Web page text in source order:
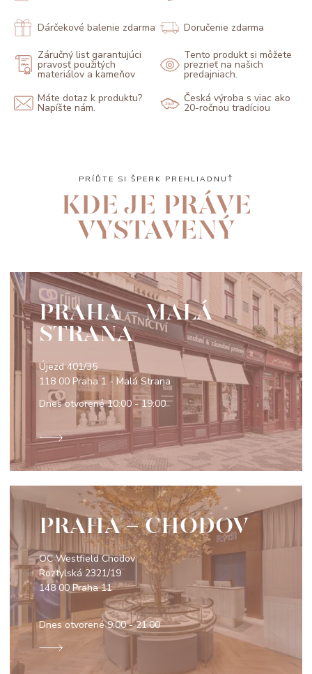
Dárčekové balenie zdarma Doručenie zdarma
Záručný list garantujúci
pravosť použitých
materiálov a kameňov
Tento produkt si môžete
prezrieť na našich
predajniach.
Máte dotaz k produktu?
Napíšte nám.
Česká výroba s viac ako
20-ročnou tradíciou
PRÍĎTE SI ŠPERK PREHLIADNUŤ
KDE JE PRÁVE
VYSTAVENÝ
PRAHA - MALÁ
STRANA
Újezd 401/35
118 00 Praha 1 - Malá Strana
Dnes otvorené10:00 - 19:00
PRAHA - CHODOV
OC Westfield Chodov
Roztylská 2321/19
148 00 Praha 11
Dnes otvorené9:00 - 21:00